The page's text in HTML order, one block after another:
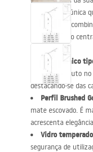
forma curva única
ao interior. A
duche o ponto
Design único
sucesso absoluto
destacando-se das
Perfil Brushed
mate escovado. É
acrescenta
Vidro
segurança de